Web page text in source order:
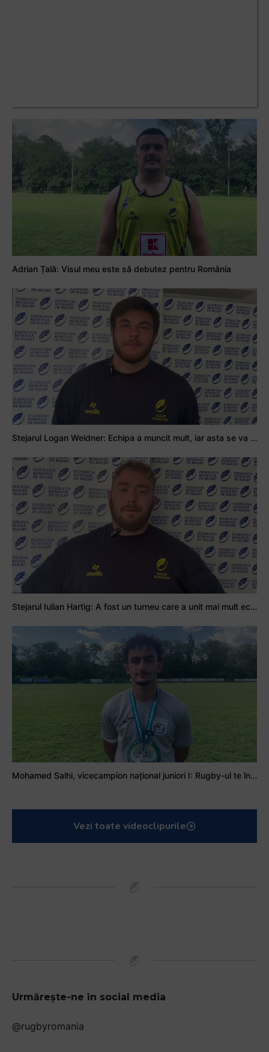
Adrian Țală: Visul meu este să debutez pentru România
Stejarul Logan Weidner: Echipa a muncit mult, iar asta se va vedea în meciurile de la Nations Cup
Stejarul Iulian Hartig: A fost un turneu care a unit mai mult echipa
Mohamed Salhi, vicecampion național juniori I: Rugby-ul te învață să accepți și înfrângerile
Vezi toate videoclipurile
Urmărește-ne în social media
@rugbyromania